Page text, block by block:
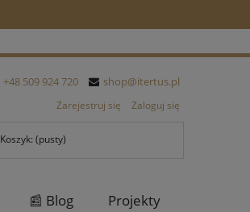
+48 509 924 720 shop@itertus.pl
Zarejestruj się Zaloguj się
Koszyk: (pusty)
📰 Blog
Projekty